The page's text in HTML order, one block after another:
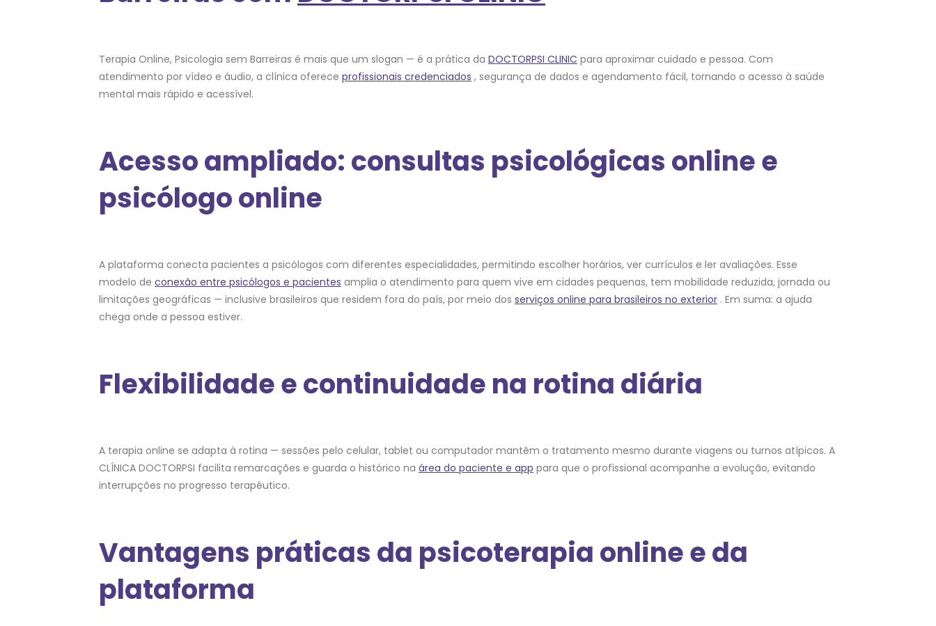
Terapia Online, Psicologia sem Barreiras é mais que um slogan — é a prática da DOCTORPSI CLINIC para aproximar cuidado e pessoa. Com
atendimento por vídeo e áudio, a clínica oferece profissionais credenciados , segurança de dados e agendamento fácil, tornando o acesso à saúde
mental mais rápido e acessível.
Acesso ampliado: consultas psicológicas online e
psicólogo online
A plataforma conecta pacientes a psicólogos com diferentes especialidades, permitindo escolher horários, ver currículos e ler avaliações. Esse
modelo de conexão entre psicólogos e pacientes amplia o atendimento para quem vive em cidades pequenas, tem mobilidade reduzida, jornada ou
limitações geográficas — inclusive brasileiros que residem fora do país, por meio dos serviços online para brasileiros no exterior . Em suma: a ajuda
chega onde a pessoa estiver.
Flexibilidade e continuidade na rotina diária
A terapia online se adapta à rotina — sessões pelo celular, tablet ou computador mantêm o tratamento mesmo durante viagens ou turnos atípicos. A
CLÍNICA DOCTORPSI facilita remarcações e guarda o histórico na área do paciente e app para que o profissional acompanhe a evolução, evitando
interrupções no progresso terapêutico.
Vantagens práticas da psicoterapia online e da
plataforma